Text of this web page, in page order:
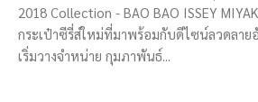
2018 Collection - BAO BAO ISSEY
กระเป๋าซีรี่ส์ใหม่ที่มาพร้อมกับดีไซน์ลวดลา
เริ่มวางจำหน่าย กุมภาพันธ์...